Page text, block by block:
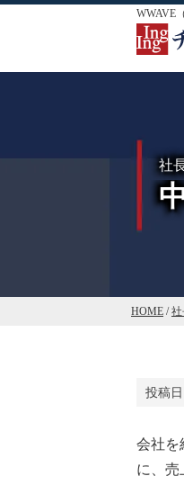
WWAVE
社
HOME /社
投稿日
会社を
に、売